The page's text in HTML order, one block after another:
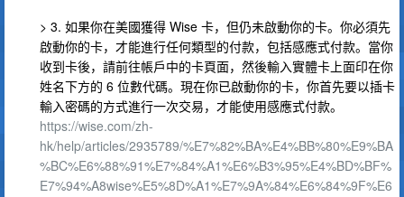
> 3. 如果你在美國獲得 Wise 卡，但仍未啟動你的卡。你必須先
啟動你的卡，才能進行任何類型的付款，包括感應式付款。當你
收到卡後，請前往帳戶中的卡頁面，然後輸入實體卡上面印在你
姓名下方的 6 位數代碼。現在你已啟動你的卡，你首先要以插卡
輸入密碼的方式進行一次交易，才能使用感應式付款。
https://wise.com/zh-
hk/help/articles/2935789/%E7%82%BA%E4%BB%80%E9%BA
%BC%E6%88%91%E7%84%A1%E6%B3%95%E4%BD%BF%
E7%94%A8wise%E5%8D%A1%E7%9A%84%E6%84%9F%E6